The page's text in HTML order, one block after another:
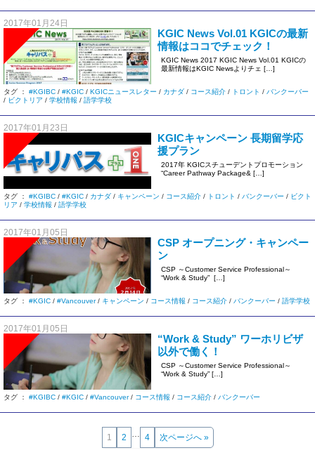
2017年01月24日
KGIC News Vol.01 KGICの最新
情報はココでチェック！
KGIC News 2017 KGIC News Vol.01 KGICの
最新情報はKGIC Newsよりチェ […]
タグ ： #KGIBC / #KGIC / KGICニュースレター / カナダ / コース紹介 / トロント / バンクーバー
/ ビクトリア / 学校情報 / 語学学校
2017年01月23日
KGICキャンペーン 長期留学応
援プラン
2017年 KGICスチューデントプロモーション
“Career Pathway Package& […]
タグ ： #KGIBC / #KGIC / カナダ / キャンペーン / コース紹介 / トロント / バンクーバー / ビクト
リア / 学校情報 / 語学学校
2017年01月05日
CSP オープニング・キャンペー
ン
CSP ～Customer Service Professional～
“Work & Study” […]
タグ ： #KGIC / #Vancouver/ キャンペーン / コース情報 / コース紹介 / バンクーバー / 語学学校
2017年01月05日
“Work & Study” ワーホリビザ
以外で働く！
CSP ～Customer Service Professional～
“Work & Study” […]
タグ ： #KGIBC / #KGIC / #Vancouver/ コース情報 / コース紹介 / バンクーバー
1 2 4 次ページへ »